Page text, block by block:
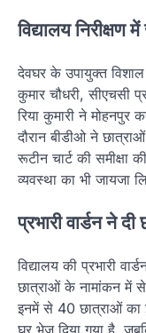
विद्यालय
देवघर के उपायुक्त
कुमार चौधरी, सीएचसी
रिया कुमारी ने मोहनपुर
दौरान बीडीओ ने
रूटीन चार्ट की समीक्षा
व्यवस्था का भी जायजा
प्रभारी वार्डन ने
विद्यालय की प्रभारी
छात्राओं के नामांकन में से
इनमें से 40 छात्राओं का
घर भेज दिया गया है,